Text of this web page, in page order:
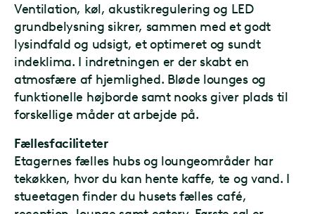
Ventilation, køl, akustikregulering og LED
grundbelysning sikrer, sammen med et godt
lysindfald og udsigt, et optimeret og sundt
indeklima. I indretningen er der skabt en
atmosfære af hjemlighed. Bløde lounges og
funktionelle højborde samt nooks giver plads til
forskellige måder at arbejde på.
Fællesfaciliteter
Etagernes fælles hubs og loungeområder har
tekøkken, hvor du kan hente kaffe, te og vand. I
stueetagen finder du husets fælles café,